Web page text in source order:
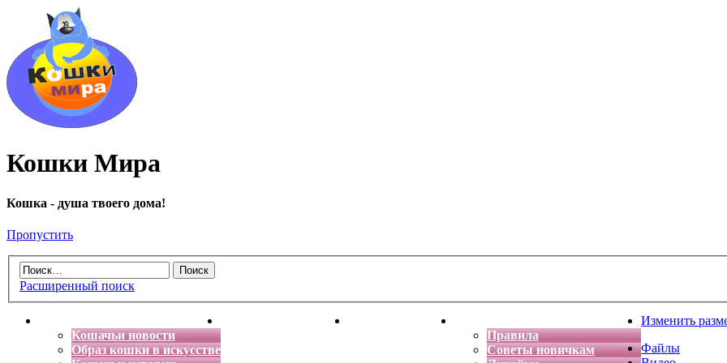
Кошки Мира
Кошка - душа твоего дома!
Пропустить
Расширенный поиск
Кошачьи новости
Образ кошки в искусстве
Энциклопедия кошек Детская фантазия
Правила
Советы новичкам
Изменить
Файлы